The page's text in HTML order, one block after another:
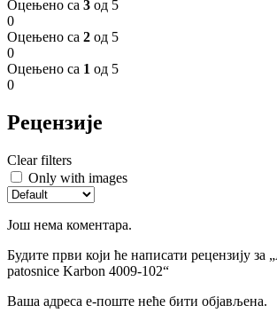
Оцењено са 3 од 5
0
Оцењено са 2 од 5
0
Оцењено са 1 од 5
0
Рецензије
Clear filters
Only with images
Још нема коментара.
Будите први који ће написати рецензију за
patosnice Karbon 4009-102“
Ваша адреса е-поште неће бити објављена.